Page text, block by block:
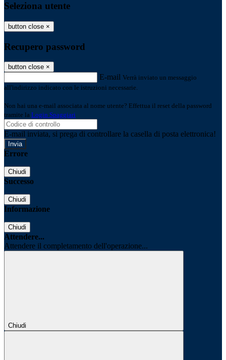
Seleziona utente
button close ×
Recupero password
button close ×
E-mail Verrà inviato un messaggio
all'indirizzo indicato con le istruzioni necessarie.
Non hai una e-mail associata al nome utente? Effettua il reset della password
tramite la Login Spaggiari
E-mail inviata, si prega di controllare la casella di posta elettronica!
Errore
Chiudi
Successo
Chiudi
Informazione
Chiudi
Attendere...
Attendere il completamento dell'operazione...
Chiudi